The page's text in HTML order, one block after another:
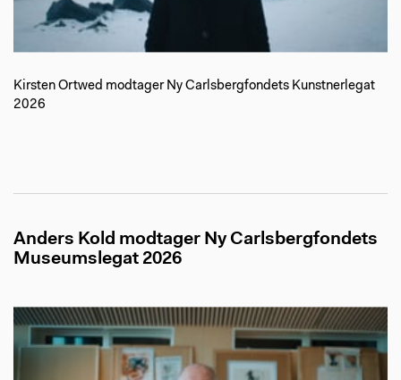
Kirsten Ortwed modtager Ny Carlsbergfondets Kunstnerlegat
2026
Anders Kold modtager Ny Carlsbergfondets
Museumslegat 2026